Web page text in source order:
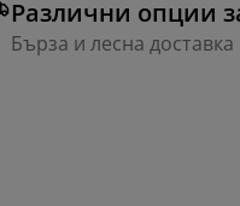
Различни опции
Бърза и лесна